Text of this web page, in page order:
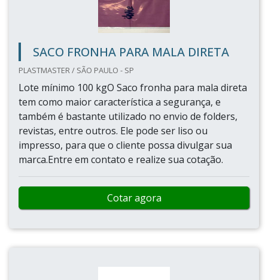
SACO FRONHA PARA MALA DIRETA
PLASTMASTER / SÃO PAULO - SP
Lote mínimo 100 kgO Saco fronha para mala direta
tem como maior característica a segurança, e
também é bastante utilizado no envio de folders,
revistas, entre outros. Ele pode ser liso ou
impresso, para que o cliente possa divulgar sua
marca.Entre em contato e realize sua cotação.
Cotar agora